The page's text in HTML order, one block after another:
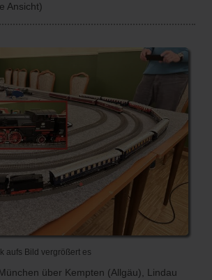
Ansicht)
aufs Bild vergrößert es
über Kempten (Allgäu), Lindau